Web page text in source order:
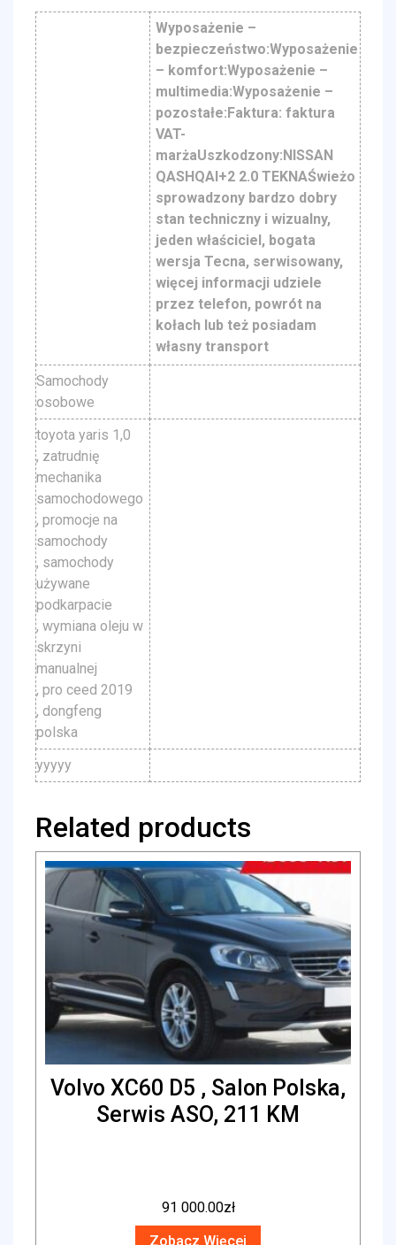
Wyposażenie –
bezpieczeństwo:Wyposażenie
– komfort:Wyposażenie –
multimedia:Wyposażenie –
pozostałe:Faktura: faktura
VAT-
marżaUszkodzony:NISSAN
QASHQAI+2 2.0 TEKNAŚwieżo
sprowadzony bardzo dobry
stan techniczny i wizualny,
jeden właściciel, bogata
wersja Tecna, serwisowany,
więcej informacji udziele
przez telefon, powrót na
kołach lub też posiadam
własny transport
Samochody
osobowe
toyota yaris 1,0
, zatrudnię
mechanika
samochodowego
, promocje na
samochody
, samochody
używane
podkarpacie
, wymiana oleju w
skrzyni
manualnej
, pro ceed 2019
, dongfeng
polska
yyyyy
Related products
Volvo XC60 D5 , Salon Polska,
Serwis ASO, 211 KM
91 000.00zł
Zobacz Więcej